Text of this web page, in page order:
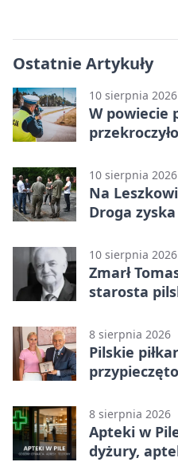
Ostatnie Artykuły
10 sierpnia 2026
W powiecie
10 sierpnia 2026
Na
Droga
10 sierpnia 2026
Zmarł
starosta
8 sierpnia 2026
Pilskie
8 sierpnia 2026
Apteki w
dyżury,